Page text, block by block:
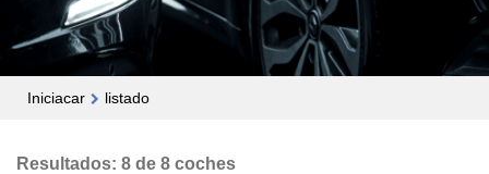
Iniciacar listado
Resultados: 8 de 8 coches